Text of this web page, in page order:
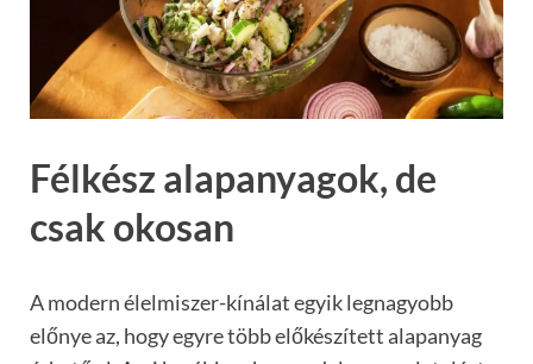
Félkész alapanyagok, de
csak okosan
A modern élelmiszer-kínálat egyik legnagyobb
előnye az, hogy egyre több előkészített alapanyag